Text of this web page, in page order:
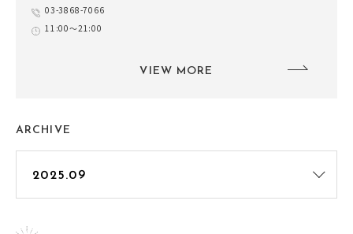
03-3868-7066
11:00～21:00
VIEW MORE
ARCHIVE